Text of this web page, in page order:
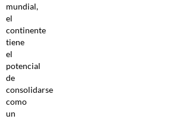
mundial,
el
continente
tiene
el
potencial
de
consolidarse
como
un